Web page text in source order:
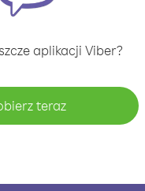
aplikacji Viber?
teraz